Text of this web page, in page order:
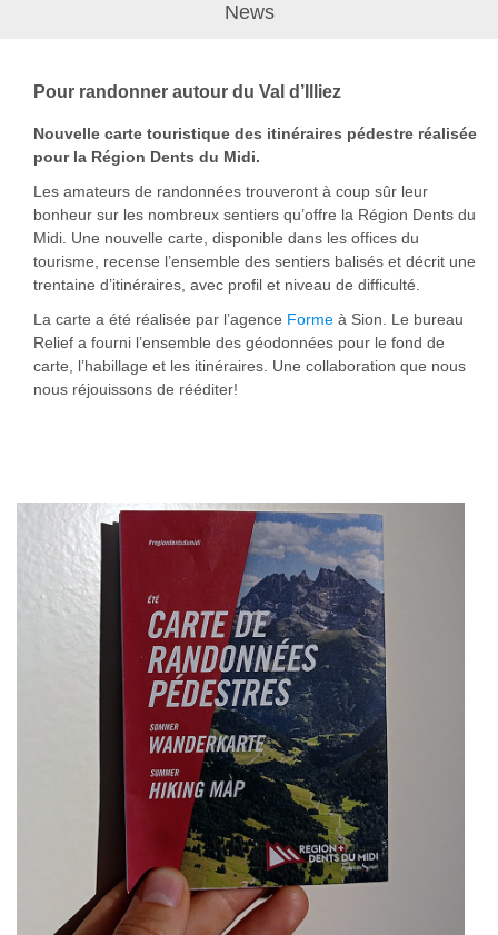
News
Pour randonner autour du Val d’Illiez
Nouvelle carte touristique des itinéraires pédestre réalisée
pour la Région Dents du Midi.
Les amateurs de randonnées trouveront à coup sûr leur
bonheur sur les nombreux sentiers qu’offre la Région Dents du
Midi. Une nouvelle carte, disponible dans les offices du
tourisme, recense l’ensemble des sentiers balisés et décrit une
trentaine d’itinéraires, avec profil et niveau de difficulté.
La carte a été réalisée par l’agence Forme à Sion. Le bureau
Relief a fourni l’ensemble des géodonnées pour le fond de
carte, l’habillage et les itinéraires. Une collaboration que nous
nous réjouissons de rééditer!